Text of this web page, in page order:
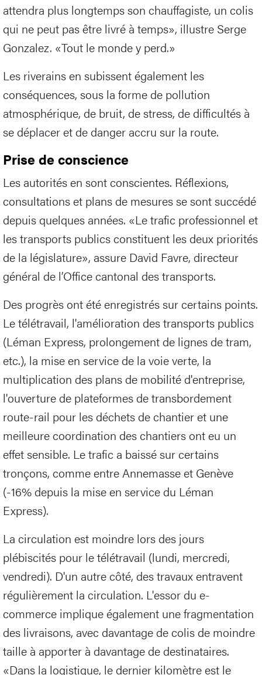
attendra plus longtemps son chauffagiste, un colis
qui ne peut pas être livré à temps», illustre Serge
Gonzalez. «Tout le monde y perd.»
Les riverains en subissent également les
conséquences, sous la forme de pollution
atmosphérique, de bruit, de stress, de difficultés à
se déplacer et de danger accru sur la route.
Prise de conscience
Les autorités en sont conscientes. Réflexions,
consultations et plans de mesures se sont succédé
depuis quelques années. «Le trafic professionnel et
les transports publics constituent les deux priorités
de la législature», assure David Favre, directeur
général de l’Office cantonal des transports.
Des progrès ont été enregistrés sur certains points.
Le télétravail, l'amélioration des transports publics
(Léman Express, prolongement de lignes de tram,
etc.), la mise en service de la voie verte, la
multiplication des plans de mobilité d'entreprise,
l'ouverture de plateformes de transbordement
route-rail pour les déchets de chantier et une
meilleure coordination des chantiers ont eu un
effet sensible. Le trafic a baissé sur certains
tronçons, comme entre Annemasse et Genève
(-16% depuis la mise en service du Léman
Express).
La circulation est moindre lors des jours
plébiscités pour le télétravail (lundi, mercredi,
vendredi). D'un autre côté, des travaux entravent
régulièrement la circulation. L'essor du e-
commerce implique également une fragmentation
des livraisons, avec davantage de colis de moindre
taille à apporter à davantage de destinataires.
«Dans la logistique, le dernier kilomètre est le